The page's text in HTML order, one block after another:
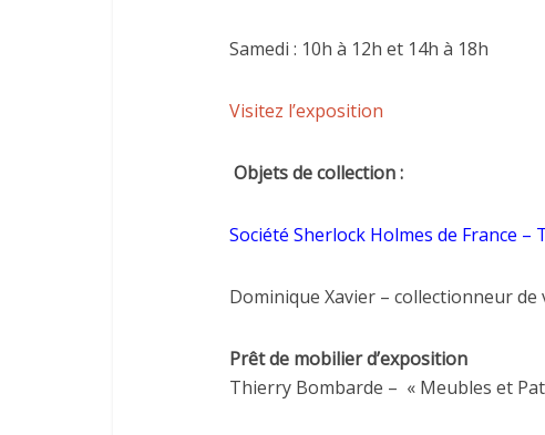
Samedi : 10h à 12h et 14h à 18h
Visitez l’exposition
Objets de collection :
Société Sherlock Holmes de France –
Dominique Xavier – collectionneur de
Prêt de mobilier d’exposition
Thierry Bombarde – « Meubles et